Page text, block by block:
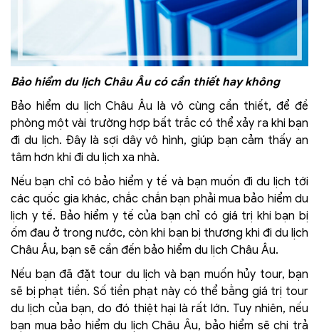
Bảo hiểm du lịch Châu Âu có cần thiết hay không
Bảo hiểm du lịch Châu Âu là vô cùng cần thiết, để đề
phòng một vài trường hợp bất trắc có thể xảy ra khi bạn
đi du lịch. Đây là sợi dây vô hình, giúp bạn cảm thấy an
tâm hơn khi đi du lịch xa nhà.
Nếu bạn chỉ có bảo hiểm y tế và bạn muốn đi du lịch tới
các quốc gia khác, chắc chắn bạn phải mua bảo hiểm du
lịch y tế. Bảo hiểm y tế của bạn chỉ có giá trị khi bạn bị
ốm đau ở trong nước, còn khi bạn bị thương khi đi du lịch
Châu Âu, bạn sẽ cần đến bảo hiểm du lịch Châu Âu.
Nếu bạn đã đặt tour du lịch và bạn muốn hủy tour, bạn
sẽ bị phạt tiền. Số tiền phạt này có thể bằng giá trị tour
du lịch của bạn, do đó thiệt hại là rất lớn. Tuy nhiên, nếu
bạn mua bảo hiểm du lịch Châu Âu, bảo hiểm sẽ chi trả